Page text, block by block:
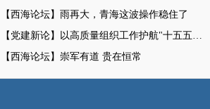
【西海论坛】雨再大，青海这波操作稳住了
【党建新论】以高质量组织工作护航"十五五"新征程
【西海论坛】崇军有道 贵在恒常